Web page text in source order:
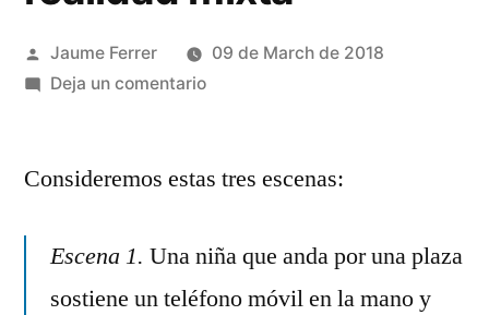
Publicado
por
Jaume Ferrer
09 de March de 2018
Deja un comentarioen
de
mixta
Consideremos estas tres escenas:
Escena 1. Una niña que anda por una plaza
sostiene un teléfono móvil en la mano y